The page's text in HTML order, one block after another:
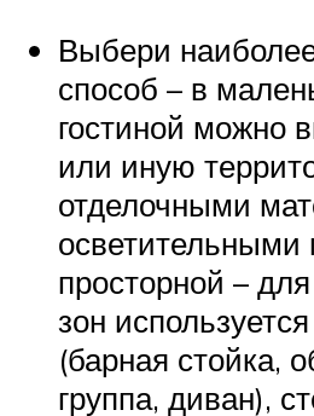
Выбери
способ – в
гостиной можно
или иную
отделочными
просторной –
зон
(барная стойка,
группа, диван),